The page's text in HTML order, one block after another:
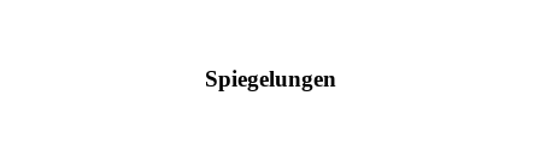
Spiegelungen